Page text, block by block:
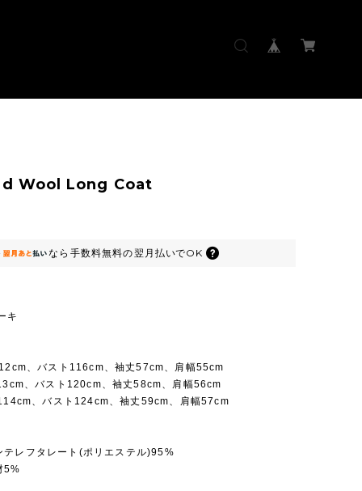
Wool Long Coat
なら 手数料無料の翌月払いでOK
キ
、バスト116cm、袖丈57cm、肩幅55cm
、バスト120cm、袖丈58cm、肩幅56cm
、バスト124cm、袖丈59cm、肩幅57cm
テレフタレート(ポリエステル)95%
5%